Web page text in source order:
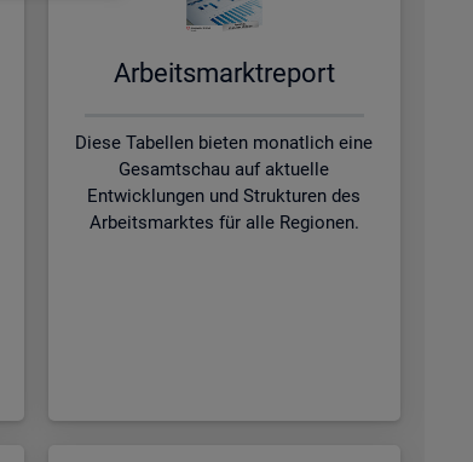
Ar­beits­markt­re­port
Diese Tabellen bieten monatlich eine
Gesamtschau auf aktuelle
Entwicklungen und Strukturen des
Arbeitsmarktes für alle Regionen.